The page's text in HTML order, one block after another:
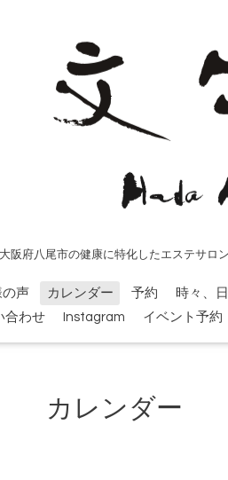
大阪府八尾市の健康に特化したエステサロン
の声 カレンダー 予約 時々、
合わせ
Instagram イベント予約
カレンダー